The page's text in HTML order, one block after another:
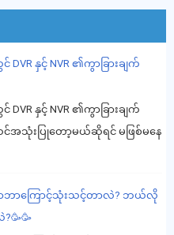
DVR နှင့် NVR ၏ကွာခြားချက်
DVR နှင့် NVR ၏ကွာခြားချက်
ပ်ဆင်အသုံးပြုတော့မယ်ဆိုရင် မဖြစ်မနေ
ာဘာကြောင့်သုံးသင့်တာလဲ? ဘယ်လို